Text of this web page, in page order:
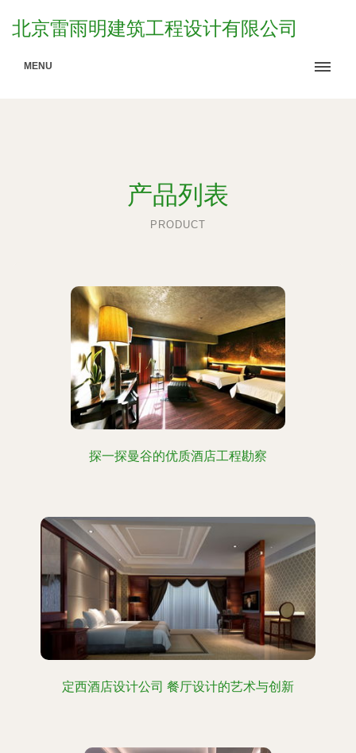
北京雷雨明建筑工程设计有限公司
MENU
产品列表
PRODUCT
探一探曼谷的优质酒店工程勘察
定西酒店设计公司 餐厅设计的艺术与创新